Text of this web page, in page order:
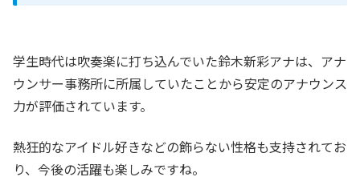
学生時代は吹奏楽に打ち込んでいた鈴木新彩アナは、アナ
ウンサー事務所に所属していたことから安定のアナウンス
力が評価されています。
熱狂的なアイドル好きなどの飾らない性格も支持されてお
り、今後の活躍も楽しみですね。